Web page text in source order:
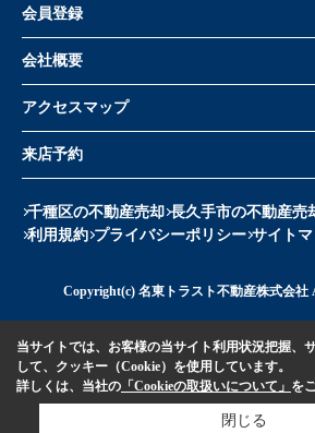
会員登録
会社概要
アクセスマップ
来店予約
千種区の不動産売却 長久手市の不動産売
利用規約 プライバシーポリシー サイト
Copyright(c) 名東トラスト不動産株式会社
当サイトでは、お客様の当サイト利用状況把握、
して、クッキー（Cookie）を使用しています。
詳しくは、当社の 「Cookieの取扱いについて」 を
閉じる